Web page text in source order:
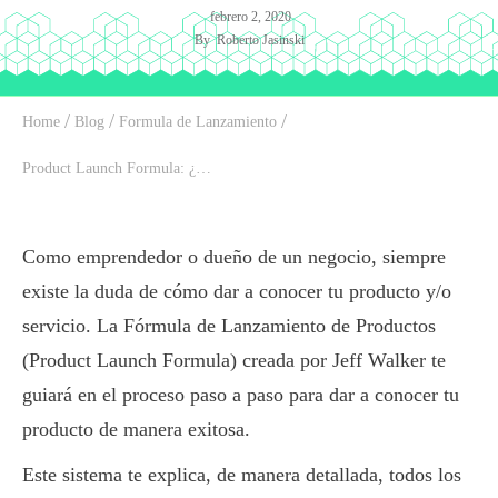
febrero 2, 2020
ByRoberto Jasinski
Home / Blog / Formula de Lanzamiento /
Como emprendedor o dueño de un negocio, siempre
existe la duda de cómo dar a conocer tu producto y/o
servicio. La Fórmula de Lanzamiento de Productos
(Product Launch Formula) creada por Jeff Walker te
guiará en el proceso paso a paso para dar a conocer tu
producto de manera exitosa.
Este sistema te explica, de manera detallada, todos los